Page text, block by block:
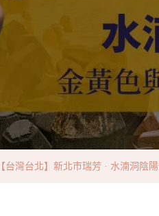
【台灣台北】新北市瑞芳 · 水湳洞陰